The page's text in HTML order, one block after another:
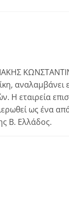
αναλαμβάνει
Η εταιρεία
ως ένα
Β. Ελλάδος.